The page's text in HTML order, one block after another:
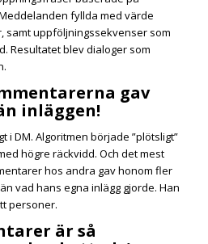
fyllda med värde
samt uppföljningssekvenser som
Resultatet blev dialoger som
gav
inläggen!
i DM. Algoritmen började ”plötsligt”
högre räckvidd. Och det mest
hos andra gav honom fler
vad hans egna inlägg gjorde. Han
personer.
är så